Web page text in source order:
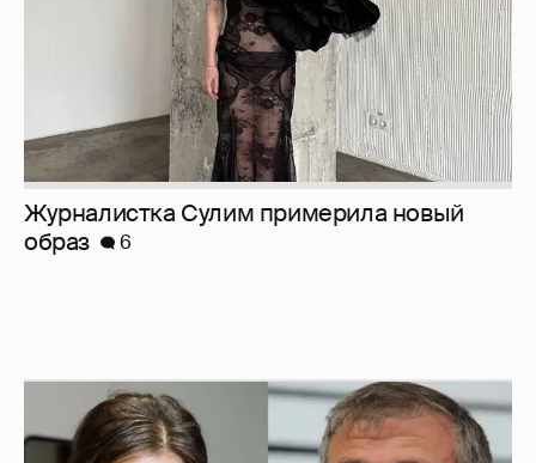
И снова невеста 357